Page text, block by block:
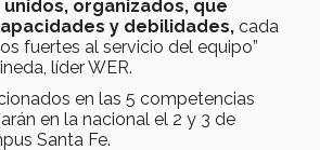
organizados, que
y debilidades, cada
fuertes al servicio del equipo”
líder WER.
en las 5 competencias
en la nacional el 2 y 3 de
Santa Fe.